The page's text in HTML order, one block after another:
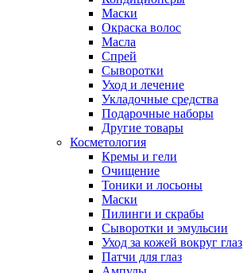
Маски
Окраска волос
Масла
Спрей
Сыворотки
Уход и лечение
Укладочные средства
Подарочные наборы
Другие товары
Косметология
Кремы и гели
Очищение
Тоники и лосьоны
Маски
Пилинги и скрабы
Сыворотки и эмульсии
Уход за кожей вокруг глаз
Патчи для глаз